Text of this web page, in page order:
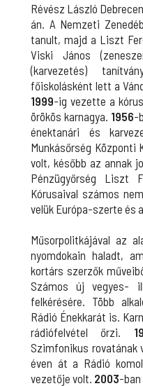
Révész László
án. A Nemzeti
tanult, majd a Liszt
Viski János
(karvezetés)
főiskolásként lett a
1999-ig vezette a
örökös karnagya. 1956-
énektanári és
Munkásőrség Központi
volt, később az annak
Pénzügyőrség Liszt
Kórusaival számos
velük Európa-szerte és
Műsorpolitkájával az
nyomdokain haladt,
kortárs szerzők
Számos új vegyes-
felkérésére. Több
Rádió Énekkarát is.
rádiófelvétel őrzi.
Szimfonikus rovatának
éven át a Rádió
vezetője volt. 2003-ban